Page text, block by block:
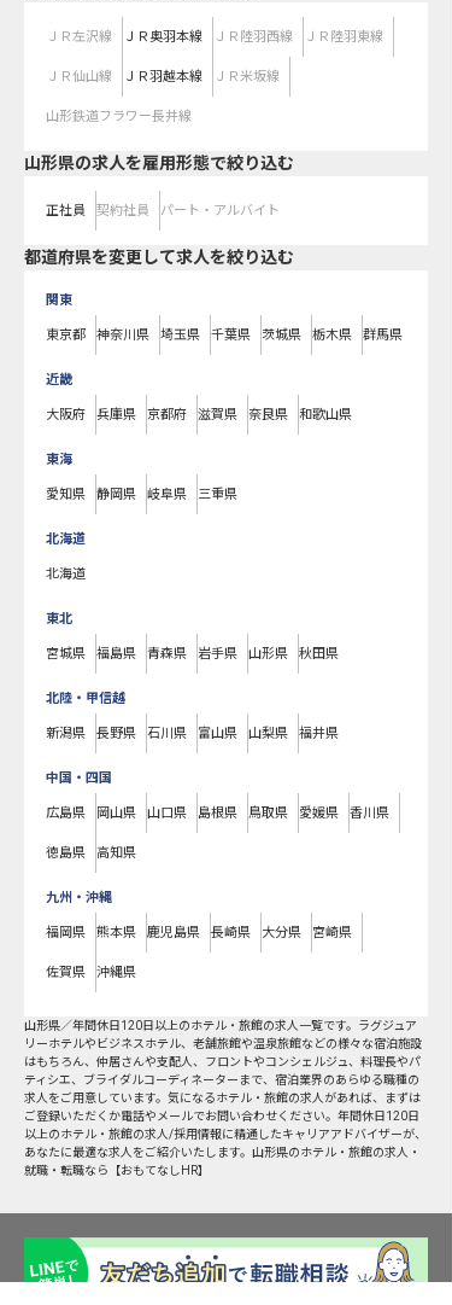
ＪＲ左沢線 ＪＲ奥羽本線 ＪＲ陸羽西線 ＪＲ陸羽東線
ＪＲ仙山線 ＪＲ羽越本線 ＪＲ米坂線
山形鉄道フラワー長井線
山形県の求人を雇用形態で絞り込む
正社員 契約社員 パート・アルバイト
都道府県を変更して求人を絞り込む
関東
東京都 神奈川県 埼玉県 千葉県 茨城県 栃木県 群馬県
近畿
大阪府 兵庫県 京都府 滋賀県 奈良県 和歌山県
東海
愛知県 静岡県 岐阜県 三重県
北海道
北海道
東北
宮城県 福島県 青森県 岩手県 山形県 秋田県
北陸・甲信越
新潟県 長野県 石川県 富山県 山梨県 福井県
中国・四国
広島県 岡山県 山口県 島根県 鳥取県 愛媛県 香川県
徳島県 高知県
九州・沖縄
福岡県 熊本県 鹿児島県 長崎県 大分県 宮崎県
佐賀県 沖縄県
山形県／年間休日120日以上のホテル・旅館の求人一覧です。ラグジュア
リーホテルやビジネスホテル、老舗旅館や温泉旅館などの様々な宿泊施設
はもちろん、仲居さんや支配人、フロントやコンシェルジュ、料理長やパ
ティシエ、ブライダルコーディネーターまで、宿泊業界のあらゆる職種の
求人をご用意しています。気になるホテル・旅館の求人があれば、まずは
ご登録いただくか電話やメールでお問い合わせください。年間休日120日
以上のホテル・旅館の求人/採用情報に精通したキャリアアドバイザーが、
あなたに最適な求人をご紹介いたします。山形県のホテル・旅館の求人・
就職・転職なら【おもてなしHR】